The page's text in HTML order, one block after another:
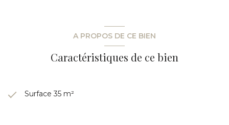
A PROPOS DE CE BIEN
Caractéristiques de ce bien
Surface 35 m²